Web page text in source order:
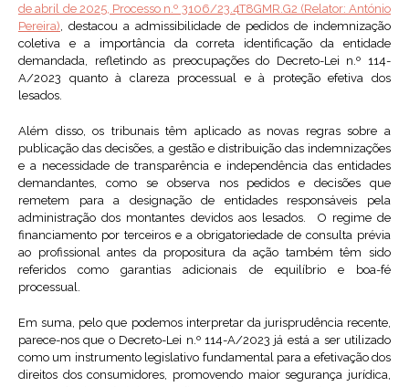
de abril de 2025, Processo n.º 3106/23.4T8GMR.G2 (Relator: António
Pereira), destacou a admissibilidade de pedidos de indemnização
coletiva e a importância da correta identificação da entidade
demandada, refletindo as preocupações do Decreto-Lei n.º 114-
A/2023 quanto à clareza processual e à proteção efetiva dos
lesados.
Além disso, os tribunais têm aplicado as novas regras sobre a
publicação das decisões, a gestão e distribuição das indemnizações
e a necessidade de transparência e independência das entidades
demandantes, como se observa nos pedidos e decisões que
remetem para a designação de entidades responsáveis pela
administração dos montantes devidos aos lesados. O regime de
financiamento por terceiros e a obrigatoriedade de consulta prévia
ao profissional antes da propositura da ação também têm sido
referidos como garantias adicionais de equilíbrio e boa-fé
processual.
Em suma, pelo que podemos interpretar da jurisprudência recente,
parece-nos que o Decreto-Lei n.º 114-A/2023 já está a ser utilizado
como um instrumento legislativo fundamental para a efetivação dos
direitos dos consumidores, promovendo maior segurança jurídica,